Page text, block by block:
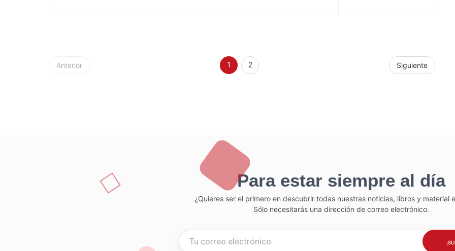
Anterior Siguiente
1 2
Para estar siempre al día
¿Quieres ser el primero en descubrir todas nuestras noticias, libros y material
Sólo necesitarás una dirección de correo electrónico.